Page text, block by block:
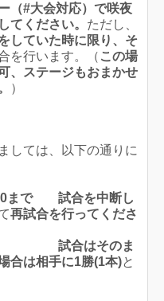
（#大会対応）で咲夜
てください。 ただし、
していた時に限り、そ
を行います。（ この場
、ステージもおまかせ
）
しては、以下の通りに
まで
試合を中断し
再試合を行ってくださ
試合はそのま
合は相手に1勝(1本)と